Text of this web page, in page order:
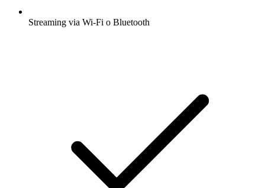
Streaming via Wi-Fi o Bluetooth